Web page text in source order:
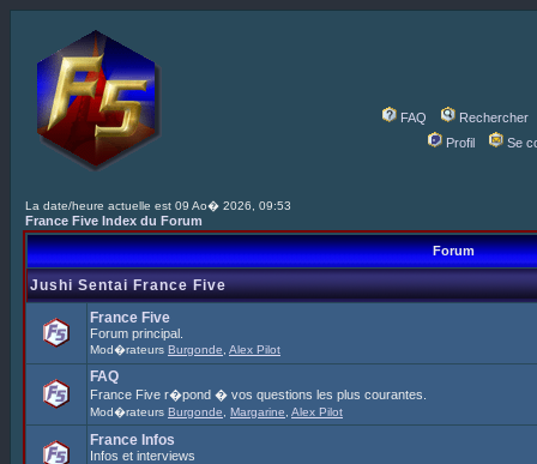
FAQ
Rechercher
Profil
Se
La date/heure actuelle est 09 Ao� 2026, 09:53
France Five Index du Forum
Forum
Jushi Sentai France Five
France Five
Forum principal.
Mod�rateurs Burgonde Alex Pilot
FAQ
France Five r�pond � vos questions les plus courantes.
Mod�rateurs Burgonde Margarine Alex Pilot
France Infos
Infos et interviews